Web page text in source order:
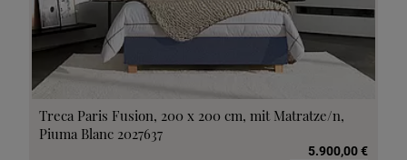
Treca Paris Fusion, 200 x 200 cm, mit Matratze/n,
Piuma Blanc 2027637
5.900,00 €